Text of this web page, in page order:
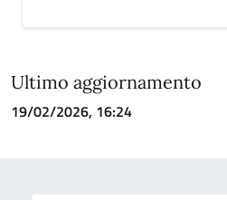
Ultimo aggiornamento
19/02/2026, 16:24